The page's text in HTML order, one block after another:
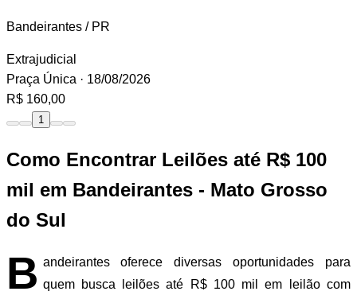
Bandeirantes / PR
Extrajudicial
Praça Única · 18/08/2026
R$ 160,00
1
Como Encontrar Leilões até R$ 100
mil em Bandeirantes - Mato Grosso
do Sul
B andeirantes oferece diversas oportunidades para
quem busca leilões até R$ 100 mil em leilão com